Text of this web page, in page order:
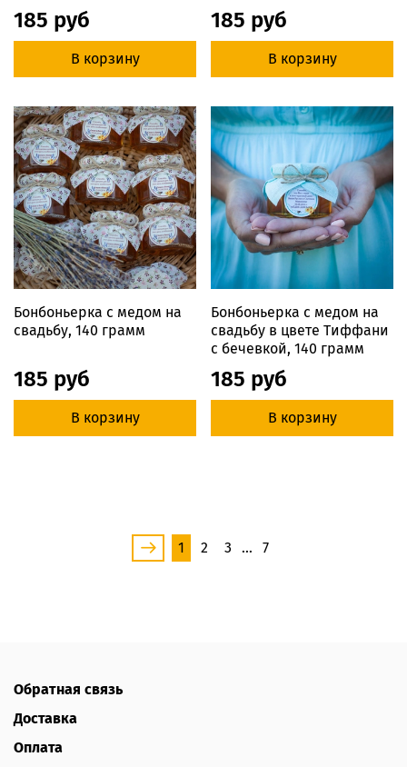
185 руб
В корзину
185 руб
В корзину
Бонбоньерка с медом на
свадьбу, 140 грамм
185 руб
В корзину
Бонбоньерка с медом на
свадьбу в цвете Тиффани
с бечевкой, 140 грамм
185 руб
В корзину
1 2 3 … 7
Обратная связь
Доставка
Оплата